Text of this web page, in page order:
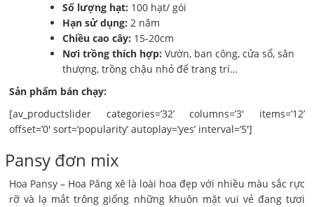
Số lượng hạt: 100 hạt/ gói
Hạn sử dụng: 2 năm
Chiều cao cây: 15-20cm
Nơi trồng thích hợp: Vườn, ban công, cửa sổ, sân
thượng, trồng chậu nhỏ để trang trí…
Sản phẩm bán chạy:
[av_productslider categories=’32’ columns=’3′ items=’12’
offset=’0′ sort=’popularity’ autoplay=’yes’ interval=’5′]
Pansy đơn mix
Hoa Pansy – Hoa Păng xê là loài hoa đẹp với nhiều màu sắc rực
rỡ và lạ mắt trông giống những khuôn mặt vui vẻ đang tươi